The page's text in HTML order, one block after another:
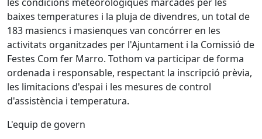
baixes temperatures i la pluja de divendres, un total de
183 masiencs i masienques van concórrer en les
activitats organitzades per l'Ajuntament i la Comissió de
Festes Com fer Marro. Tothom va participar de forma
ordenada i responsable, respectant la inscripció prèvia,
les limitacions d'espai i les mesures de control
d'assistència i temperatura.
L'equip de govern